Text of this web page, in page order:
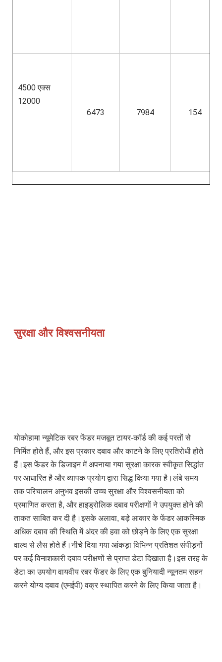
4500 एक्स
12000
6473
7984 154
सुरक्षा और विश्वसनीयता
योकोहामा न्यूमेटिक रबर फेंडर मजबूत टायर-कॉर्ड की कई परतों से
निर्मित होते हैं, और इस प्रकार दबाव और काटने के लिए प्रतिरोधी होते
हैं।इस फेंडर के डिजाइन में अपनाया गया सुरक्षा कारक स्वीकृत सिद्धांत
पर आधारित है और व्यापक प्रयोग द्वारा सिद्ध किया गया है।लंबे समय
तक परिचालन अनुभव इसकी उच्च सुरक्षा और विश्वसनीयता को
प्रमाणित करता है, और हाइड्रोलिक दबाव परीक्षणों ने उपयुक्त होने की
ताकत साबित कर दी है।इसके अलावा, बड़े आकार के फेंडर आकस्मिक
अधिक दबाव की स्थिति में अंदर की हवा को छोड़ने के लिए एक सुरक्षा
वाल्व से लैस होते हैं।नीचे दिया गया आंकड़ा विभिन्न प्रतिशत संपीड़नों
पर कई विनाशकारी दबाव परीक्षणों से प्राप्त डेटा दिखाता है।इस तरह के
डेटा का उपयोग वायवीय रबर फेंडर के लिए एक बुनियादी न्यूनतम सहन
करने योग्य दबाव (एमईपी) वक्र स्थापित करने के लिए किया जाता है।